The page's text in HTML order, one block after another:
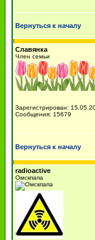
Вернуться к началу
Славянка
Член семьи
Зарегистрирован:
Сообщения: 15679
Вернуться к началу
radioactive
Омскпапа